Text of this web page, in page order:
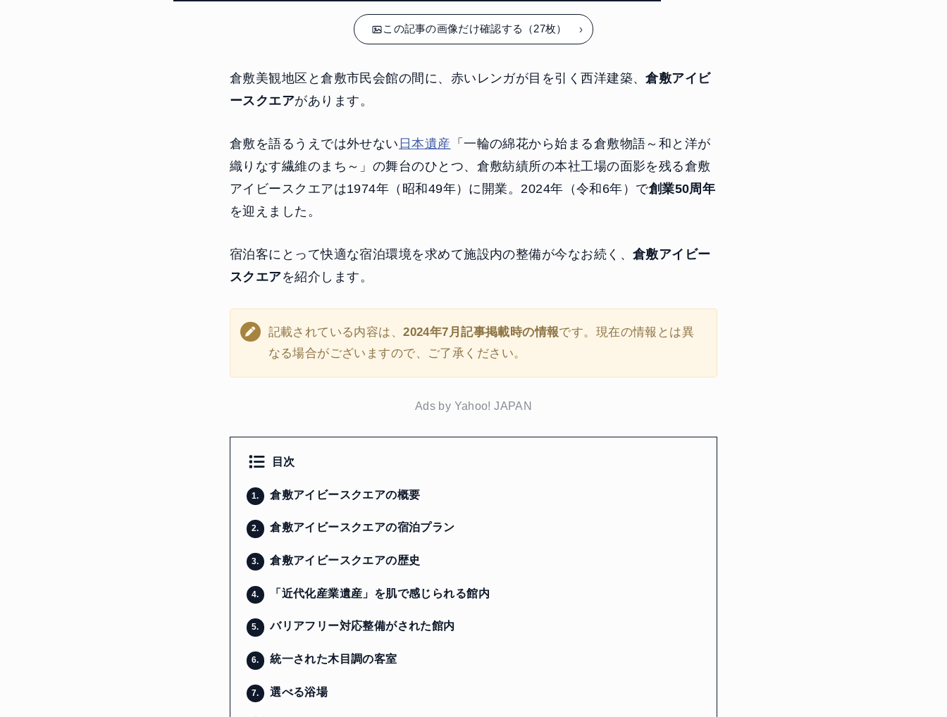
この記事の画像だけ確認する（27枚）
倉敷美観地区と倉敷市民会館の間に、赤いレンガが目を引く西洋建築、倉敷アイビ
ースクエアがあります。
倉敷を語るうえでは外せない 日本遺産 「一輪の綿花から始まる倉敷物語～和と洋が
織りなす繊維のまち～」の舞台のひとつ、倉敷紡績所の本社工場の面影を残る倉敷
アイビースクエアは1974年（昭和49年）に開業。2024年（令和6年）で創業50周年
を迎えました。
宿泊客にとって快適な宿泊環境を求めて施設内の整備が今なお続く、 倉敷アイビー
スクエアを紹介します。
記載されている内容は、2024年7月記事掲載時の情報です。現在の情報とは異
なる場合がございますので、ご了承ください。
Ads by Yahoo! JAPAN
目次
1. 倉敷アイビースクエアの概要
2. 倉敷アイビースクエアの宿泊プラン
3. 倉敷アイビースクエアの歴史
4. 「近代化産業遺産」を肌で感じられる館内
5. バリアフリー対応整備がされた館内
6. 統一された木目調の客室
7. 選べる浴場